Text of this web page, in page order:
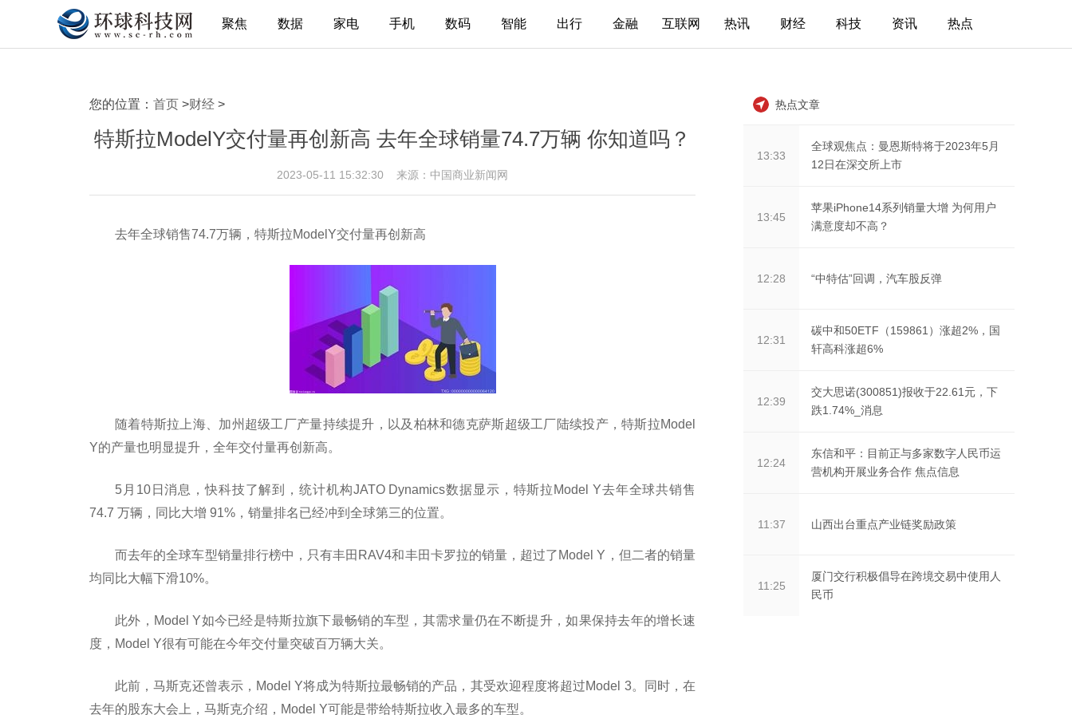
聚焦 数据 家电 手机 数码 智能 出行 金融 互联网 热讯 财经 科技 资讯 热点
您的位置： 首页 >财经 >
特斯拉ModelY交付量再创新高 去年全球销量74.7万辆 你知道吗？
2023-05-11 15:32:30 来源：中国商业新闻网
去年全球销售74.7万辆，特斯拉ModelY交付量再创新高
随着特斯拉上海、加州超级工厂产量持续提升，以及柏林和德克萨斯超级工厂陆续投产，特斯拉Model
Y的产量也明显提升，全年交付量再创新高。
5月10日消息，快科技了解到，统计机构JATO Dynamics数据显示，特斯拉Model Y去年全球共销售
74.7 万辆，同比大增 91%，销量排名已经冲到全球第三的位置。
而去年的全球车型销量排行榜中，只有丰田RAV4和丰田卡罗拉的销量，超过了Model Y，但二者的销量
均同比大幅下滑10%。
此外，Model Y如今已经是特斯拉旗下最畅销的车型，其需求量仍在不断提升，如果保持去年的增长速
度，Model Y很有可能在今年交付量突破百万辆大关。
此前，马斯克还曾表示，Model Y将成为特斯拉最畅销的产品，其受欢迎程度将超过Model 3。同时，在
去年的股东大会上，马斯克介绍，Model Y可能是带给特斯拉收入最多的车型。
热点文章
13:33
全球观焦点：曼恩斯特将于2023年5月
12日在深交所上市
13:45
苹果iPhone14系列销量大增 为何用户
满意度却不高？
12:28 “中特估”回调，汽车股反弹
12:31
碳中和50ETF（159861）涨超2%，国
轩高科涨超6%
12:39
交大思诺(300851)报收于22.61元，下
跌1.74%_消息
12:24
东信和平：目前正与多家数字人民币运
营机构开展业务合作 焦点信息
11:37 山西出台重点产业链奖励政策
11:25
厦门交行积极倡导在跨境交易中使用人
民币